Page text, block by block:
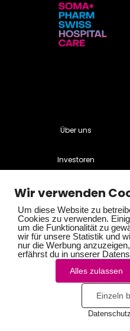
Über uns
Investoren
Stellenangebote
Impressum
LinkedIn
Wir verwenden
Um diese Website zu
Cookies zu verwenden.
um die Funktionalität zu
wir für unsere Statistik und
nur die Werbung
erfährst du in unserer
Alles zulassen
Einzeln
Datenschutz